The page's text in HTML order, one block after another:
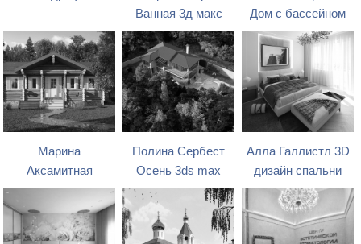
Ванная 3д макс
Дом с бассейном
Марина
Аксамитная
Полина Сербест
Осень 3ds max
Алла Галлистл 3D
дизайн спальни